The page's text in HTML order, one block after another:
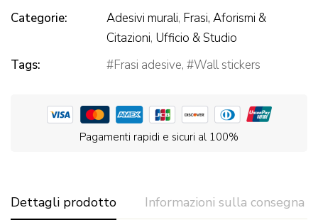
Categorie:
Adesivi murali, Frasi, Aforismi &
Citazioni, Ufficio & Studio
Tags:
Frasi adesive, Wall stickers
Pagamenti rapidi e sicuri al 100%
Dettagli prodotto Informazioni sulla consegna